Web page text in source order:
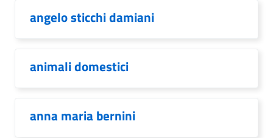
angelo sticchi damiani
animali domestici
anna maria bernini